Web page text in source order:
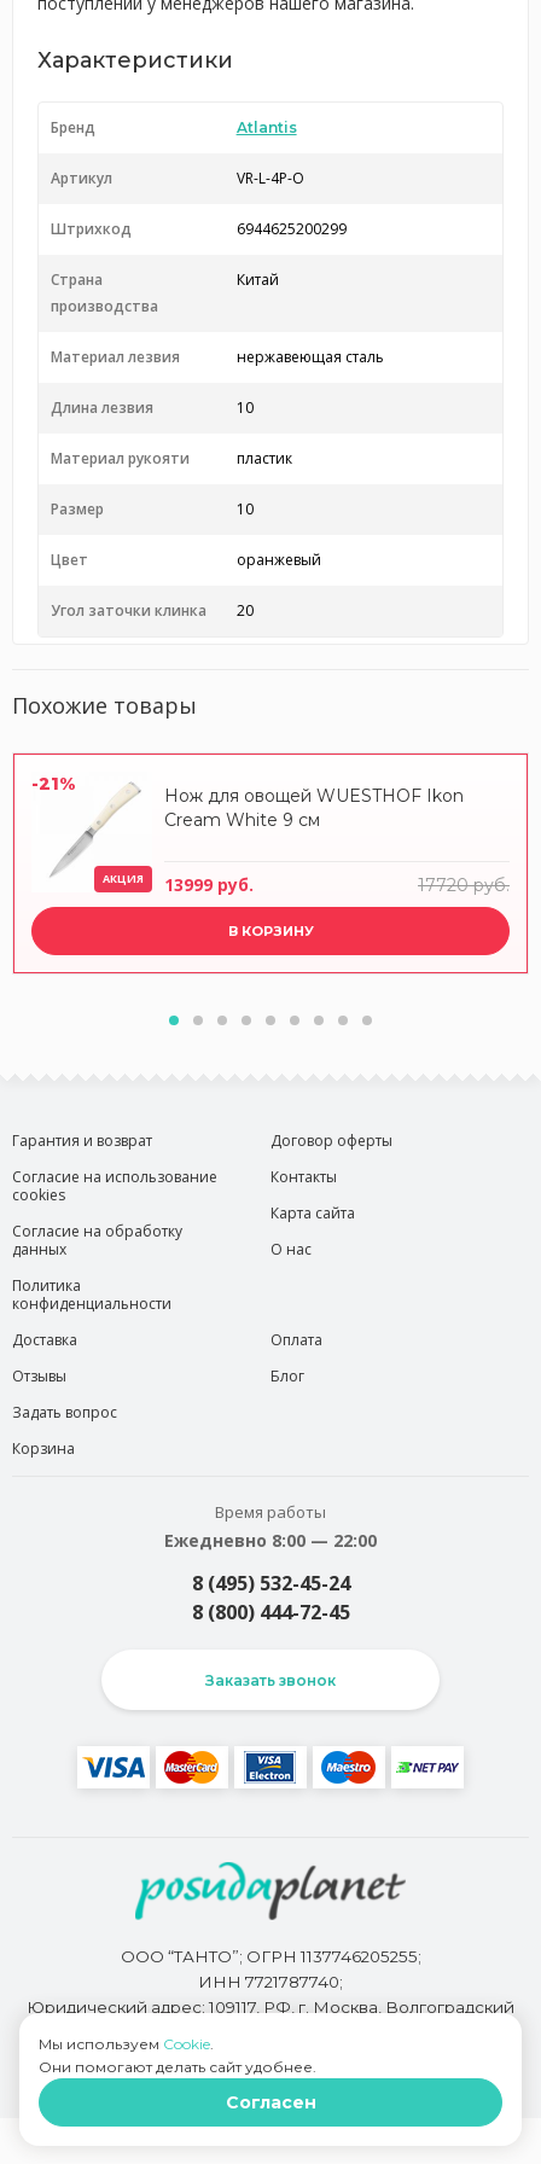
Характеристики
Бренд Atlantis
Артикул VR-L-4P-O
Штрихкод 6944625200299
Страна
производства
Китай
Материал лезвия нержавеющая сталь
Длина лезвия 10
Материал рукояти пластик
Размер 10
Цвет оранжевый
Угол заточки клинка 20
Похожие товары
-21%
АКЦИЯ
Нож для овощей WUESTHOF Ikon
Cream White 9 см
13999 руб. 17720 руб.
В КОРЗИНУ
Гарантия и возврат
Согласие на использование
cookies
Согласие на обработку
данных
Политика
конфиденциальности
Договор оферты
Контакты
Карта сайта
О нас
Доставка
Отзывы
Задать вопрос
Корзина
Оплата
Блог
Время работы
Ежедневно 8:00 — 22:00
8 (495) 532-45-24
8 (800) 444-72-45
Заказать звонок
ООО “ТАНТО”; ОГРН 1137746205255;
ИНН 7721787740;
Юридический адрес: 109117, РФ, г. Москва, Волгоградский
Мы используем Cookie.
Они помогают делать сайт удобнее.
Согласен